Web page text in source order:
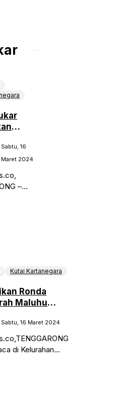
di
Kota
Sabtu, 16
Maret 2024
–
kakau
jual
mudah
Kutai Kartanegara
Ronda
Maluhu
Program
Sabtu, 16 Maret 2024
di Kelurahan
januari 2024